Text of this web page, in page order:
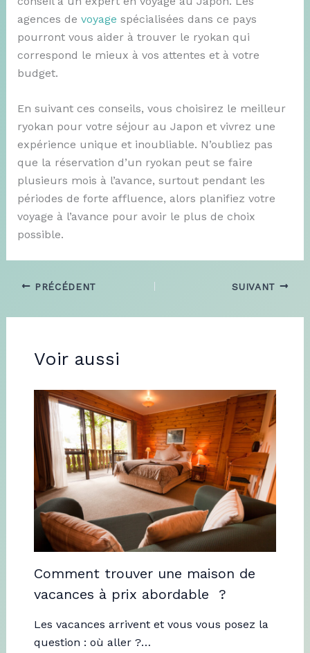
agences de voyage spécialisées dans ce pays
pourront vous aider à trouver le ryokan qui
correspond le mieux à vos attentes et à votre
budget.
En suivant ces conseils, vous choisirez le meilleur
ryokan pour votre séjour au Japon et vivrez une
expérience unique et inoubliable. N’oubliez pas
que la réservation d’un ryokan peut se faire
plusieurs mois à l’avance, surtout pendant les
périodes de forte affluence, alors planifiez votre
voyage à l’avance pour avoir le plus de choix
possible.
PRÉCÉDENT SUIVANT
Voir aussi
Comment trouver une maison de
vacances à prix abordable ?
Les vacances arrivent et vous vous posez la
question : où aller ?…